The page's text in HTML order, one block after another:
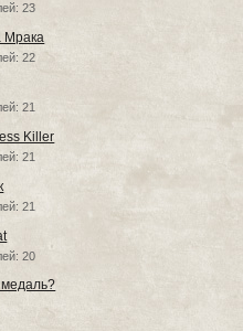
23
Мрака
22
21
Killer
21
21
20
медаль?